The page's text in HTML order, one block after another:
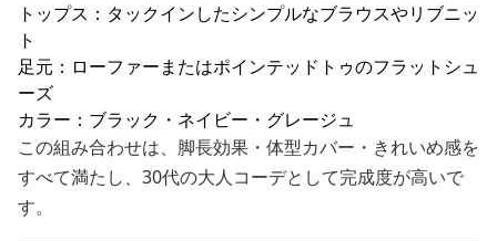
トップス：タックインしたシンプルなブラウスやリブニッ
ト
足元：ローファーまたはポインテッドトゥのフラットシュ
ーズ
カラー：ブラック・ネイビー・グレージュ
この組み合わせは、脚長効果・体型カバー・きれいめ感を
すべて満たし、30代の大人コーデとして完成度が高いで
す。